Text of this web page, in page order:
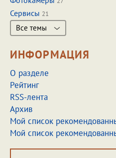
Сервисы 21
Все темы
ИНФОРМАЦИЯ
О разделе
Рейтинг
RSS-лента
Архив
Мой список
Мой список